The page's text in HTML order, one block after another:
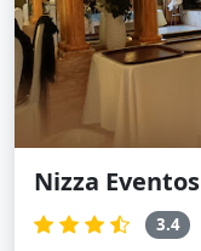
Nizza Eventos
3.4